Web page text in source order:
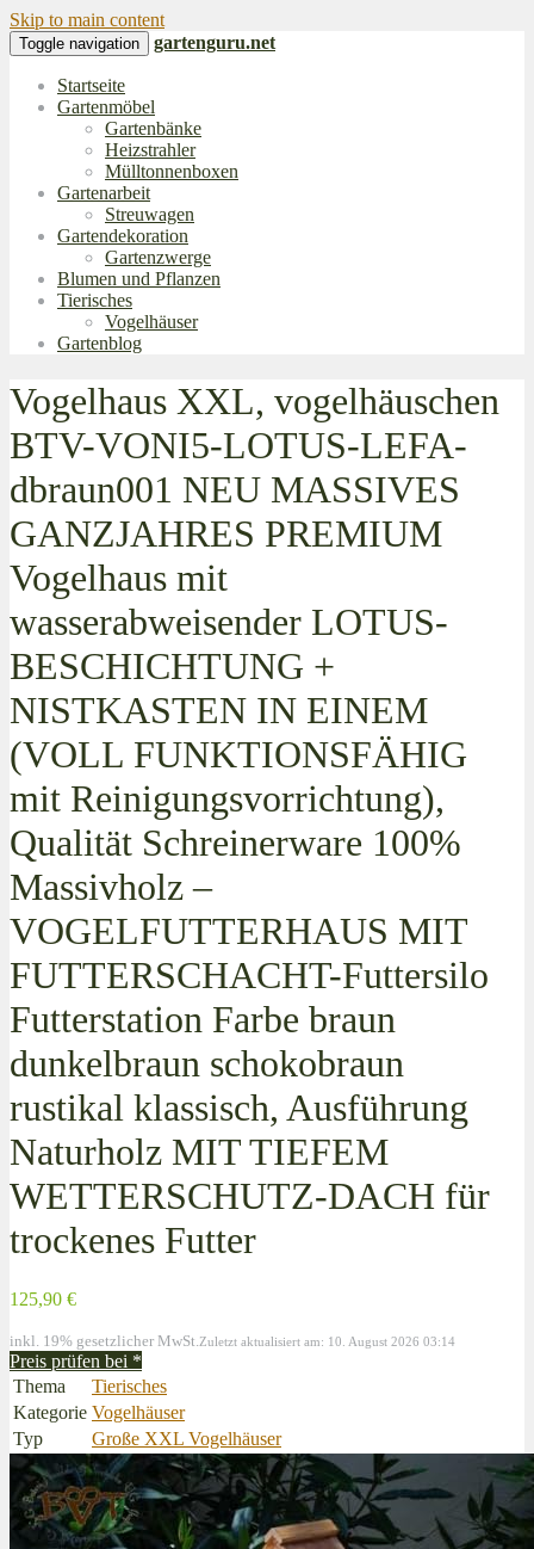
Skip to main content
Toggle navigation gartenguru.net
Startseite
Gartenmöbel
Gartenbänke
Heizstrahler
Mülltonnenboxen
Gartenarbeit
Streuwagen
Gartendekoration
Gartenzwerge
Blumen und Pflanzen
Tierisches
Vogelhäuser
Gartenblog
Vogelhaus XXL, vogelhäuschen
BTV-VONI5-LOTUS-LEFA-
dbraun001 NEU MASSIVES
GANZJAHRES PREMIUM
Vogelhaus mit
wasserabweisender LOTUS-
BESCHICHTUNG +
NISTKASTEN IN EINEM
(VOLL FUNKTIONSFÄHIG
mit Reinigungsvorrichtung),
Qualität Schreinerware 100%
Massivholz –
VOGELFUTTERHAUS MIT
FUTTERSCHACHT-Futtersilo
Futterstation Farbe braun
dunkelbraun schokobraun
rustikal klassisch, Ausführung
Naturholz MIT TIEFEM
WETTERSCHUTZ-DACH für
trockenes Futter
125,90 €
inkl. 19% gesetzlicher MwSt. Zuletzt aktualisiert am: 10. August 2026 03:14
Preis prüfen bei *
Thema
Tierisches
Kategorie Vogelhäuser
Typ
Große XXL Vogelhäuser